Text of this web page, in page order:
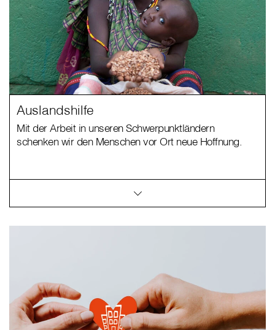
Auslandshilfe
Mit der Arbeit in unseren Schwerpunktländern
schenken wir den Menschen vor Ort neue Hoffnung.